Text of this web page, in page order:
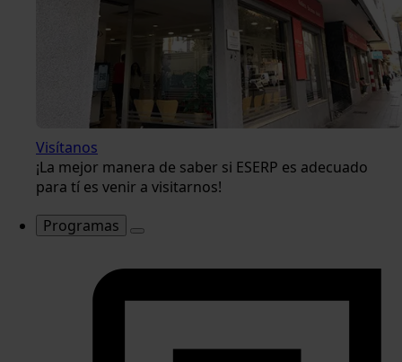
Visítanos
¡La mejor manera de saber si ESERP es adecuado
para tí es venir a visitarnos!
Programas